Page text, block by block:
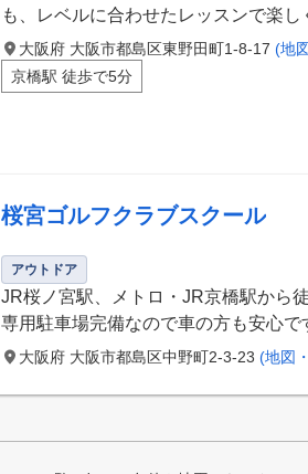
も、レベルに合わせたレッスンで楽し
大阪府 大阪市都島区東野田町1-8-17 (地
京橋駅 徒歩で5分
桜宮ゴルフクラブスクール
アウトドア
JR桜ノ宮駅、メトロ・JR京橋駅から
専用駐車場完備なので車の方も安心で
大阪府 大阪市都島区中野町2-3-23 (地図